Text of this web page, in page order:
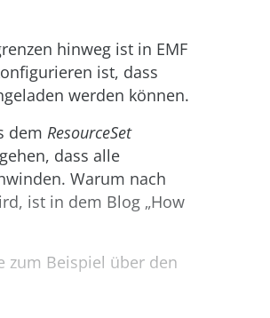
hinweg ist in EMF
ist, dass
werden können.
dem ResourceSet
dass alle
Warum nach
ist in dem Blog „How
zum Beispiel über den